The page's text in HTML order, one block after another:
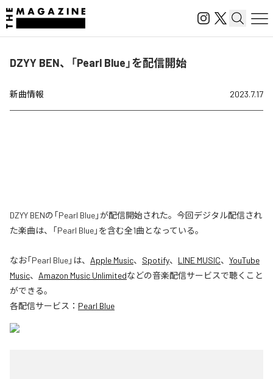
DZYY BEN、「Pearl Blue」を配信開始
新曲情報 2023.7.17
DZYY BENの「Pearl Blue」が配信開始された。今回デジタル配信され
た楽曲は、「Pearl Blue」を含む全1曲となっている。
なお「Pearl Blue」は、 Apple Music、 Spotify、 LINE MUSIC、 YouTube
Music、 Amazon Music Unlimitedなどの音楽配信サービスで聴くこと
ができる。
各配信サービス： Pearl Blue